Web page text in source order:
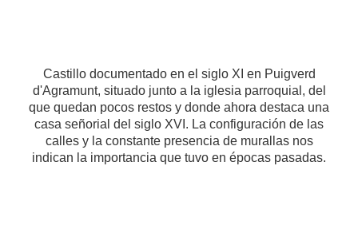
Castillo documentado en el siglo XI en Puigverd
d'Agramunt, situado junto a la iglesia parroquial, del
que quedan pocos restos y donde ahora destaca una
casa señorial del siglo XVI. La configuración de las
calles y la constante presencia de murallas nos
indican la importancia que tuvo en épocas pasadas.